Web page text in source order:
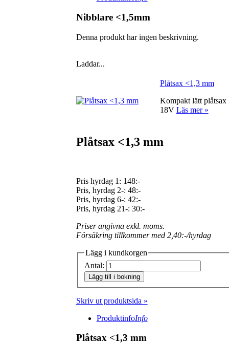
Nibblare <1,5mm
Denna produkt har ingen beskrivning.
Laddar...
Plåtsax <1,3 mm
Kompakt lätt plåtsax
18V Läs mer »
Plåtsax <1,3 mm
Pris hyrdag 1: 148:-
Pris, hyrdag 2-: 48:-
Pris, hyrdag 6-: 42:-
Pris, hyrdag 21-: 30:-
Priser angivna exkl. moms.
Försäkring tillkommer med 2,40:-/hyrdag
Lägg i kundkorgen
Antal:
Lägg till i bokning
Skriv ut produktsida »
ProduktinfoInfo
Plåtsax <1,3 mm